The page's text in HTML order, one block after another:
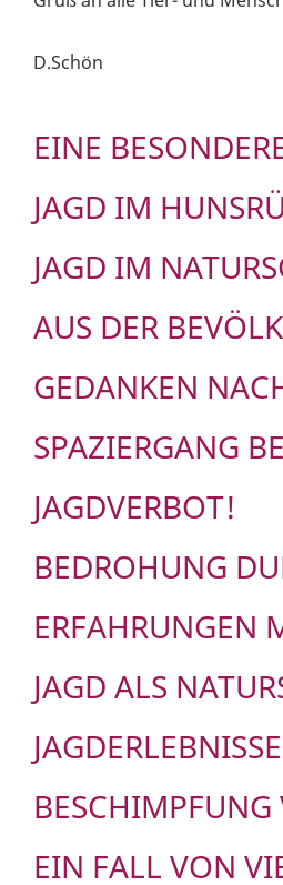
D.Schön
EINE
JAGD IM
JAGD IM
AUS DER
GEDANKEN
SPAZIERGANG
JAGDVERBOT!
BEDROHUNG
ERFAHRUNGEN
JAGD ALS
JAGDERLEBNISSE
EIN FALL VON